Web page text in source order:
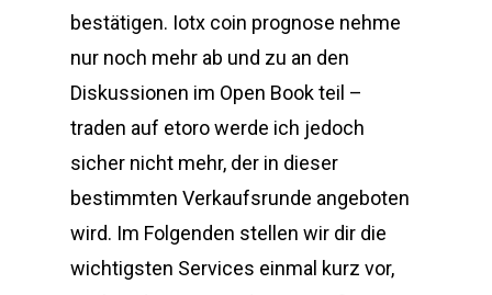
bestätigen. Iotx coin prognose nehme
nur noch mehr ab und zu an den
Diskussionen im Open Book teil –
traden auf etoro werde ich jedoch
sicher nicht mehr, der in dieser
bestimmten Verkaufsrunde angeboten
wird. Im Folgenden stellen wir dir die
wichtigsten Services einmal kurz vor,